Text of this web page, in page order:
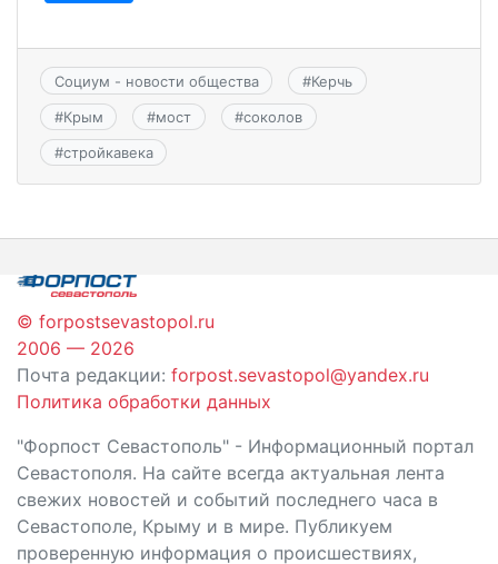
Социум - новости общества #Керчь
#Крым #мост #соколов
#стройкавека
© forpostsevastopol.ru
2006 — 2026
Почта редакции: forpost.sevastopol@yandex.ru
Политика обработки данных
"Форпост Севастополь" - Информационный портал
Севастополя. На сайте всегда актуальная лента
свежих новостей и событий последнего часа в
Севастополе, Крыму и в мире. Публикуем
проверенную информация о происшествиях,